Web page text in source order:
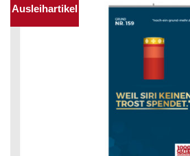
Ausleihartikel